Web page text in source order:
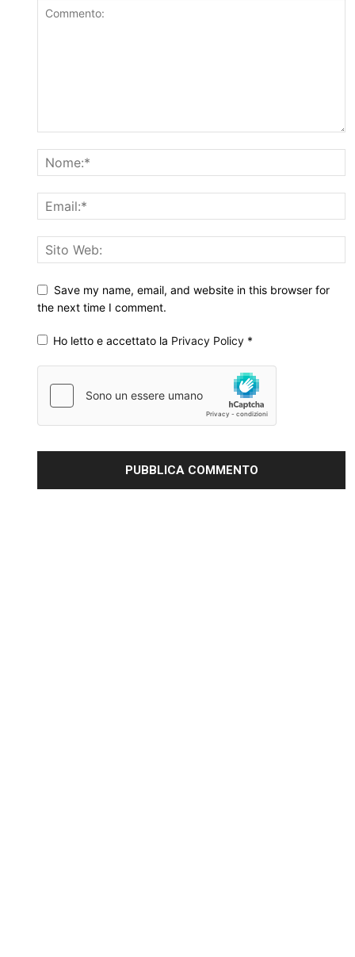
Save my name, email, and website in this browser for
the next time I comment.
Ho letto e accettato la Privacy Policy *